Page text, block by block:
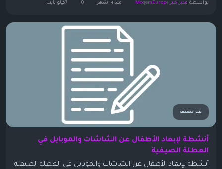
بواسطة مدير كبير MoqemEurope منذ ٩ أشهر 0 7كيلو بايت
غير مصنف
أنشطة لإبعاد الأطفال عن الشاشات والموبايل في
العطلة الصيفية
أنشطة لإبعاد الأطفال عن الشاشات والموبايل في العطلة الصيفية